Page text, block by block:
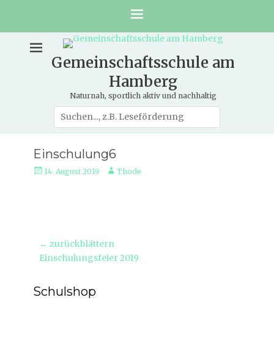
Gemeinschaftsschule am
Hamberg
Naturnah, sportlich aktiv und nachhaltig
Suche
nach:
Einschulung6
Veröffentlicht
14. August 2019 AutorThode
Beitragsnavigation
← zurückblättern
Vorheriger
Einschulungsfeier 2019
Schulshop